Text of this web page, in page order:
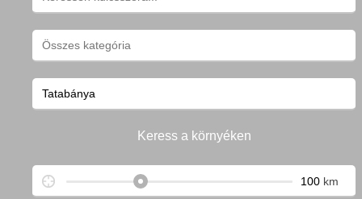
Keress a környéken
km